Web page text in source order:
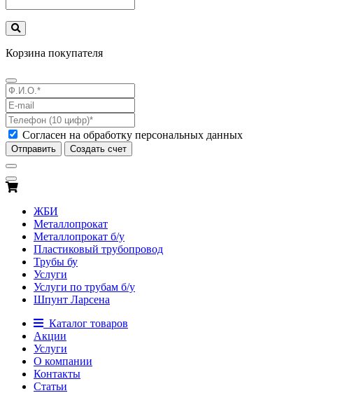
Корзина покупателя
Согласен на обработку персональных данных
Отправить Создать счет
ЖБИ
Металлопрокат
Металлопрокат б/у
Пластиковый трубопровод
Трубы бу
Услуги
Услуги по трубам б/у
Шпунт Ларсена
Каталог товаров
Акции
Услуги
О компании
Контакты
Статьи